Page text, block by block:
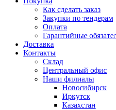
Как сделать заказ
Закупки по тендерам
Оплата
Гарантийные
Доставка
Контакты
Склад
Центральный офис
Наши филиалы
Новосибирск
Иркутск
Казахстан